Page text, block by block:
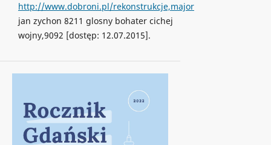
http://www.dobroni.pl/rekonstrukcje,major
jan zychon 8211 glosny bohater cichej
wojny,9092 [dostęp: 12.07.2015].